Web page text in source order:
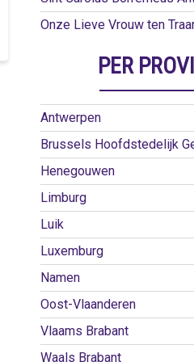
Onze Lieve Vrouw ten
PER
Antwerpen
Brussels Hoofdstedelijk
Henegouwen
Limburg
Luik
Luxemburg
Namen
Oost-Vlaanderen
Vlaams Brabant
Waals Brabant